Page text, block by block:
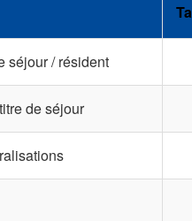
séjour / résident
de séjour